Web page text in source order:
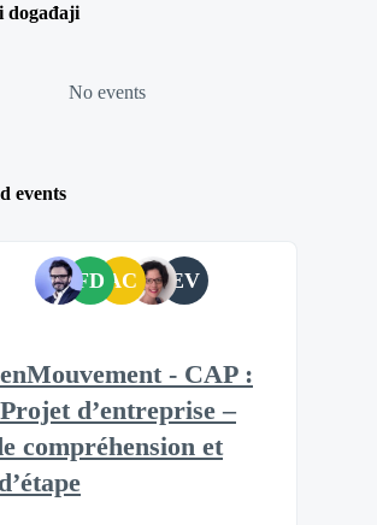
događaji
No events
events
FD AC EV
- CAP :
d’entreprise –
compréhension et